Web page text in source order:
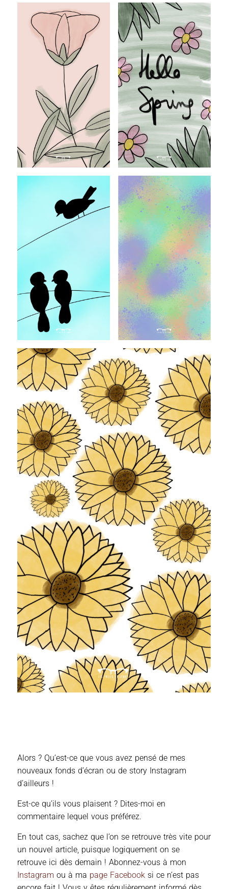
Alors ? Qu’est-ce que vous avez pensé de mes
nouveaux fonds d’écran ou de story Instagram
d’ailleurs !
Est-ce qu’ils vous plaisent ? Dites-moi en
commentaire lequel vous préférez.
En tout cas, sachez que l’on se retrouve très vite pour
un nouvel article, puisque logiquement on se
retrouve ici dès demain ! Abonnez-vous à mon
Instagram ou à ma page Facebook si ce n’est pas